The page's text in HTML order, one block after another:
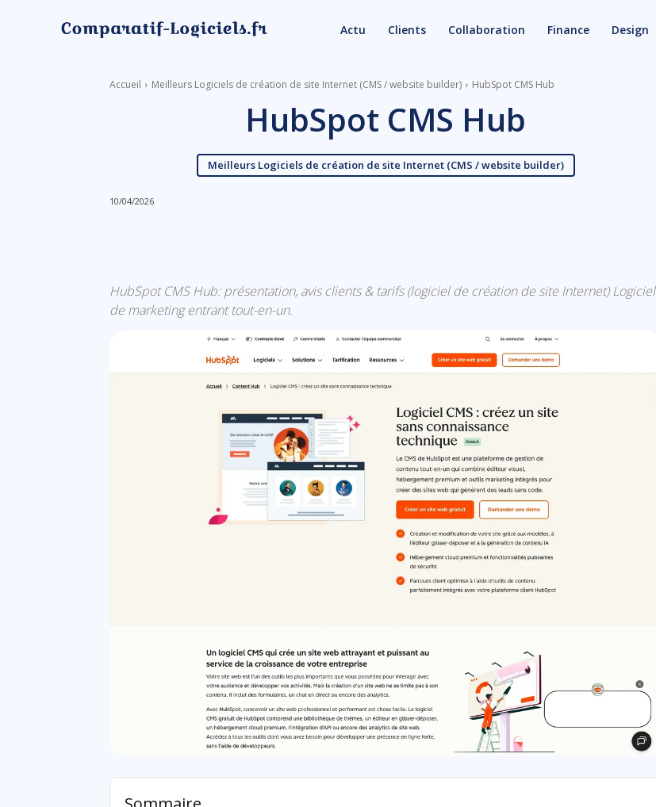
Actu Clients Collaboration Finance Design
Accueil Meilleurs Logiciels de création de site Internet (CMS / website builder) HubSpot CMS Hub
HubSpot CMS Hub
Meilleurs Logiciels de création de site Internet (CMS / website builder)
10/04/2026
HubSpot CMS Hub: présentation, avis clients & tarifs (logiciel de création de site Internet) Logiciel
de marketing entrant tout-en-un.